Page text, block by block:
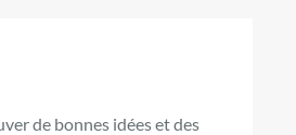
de bonnes idées et des